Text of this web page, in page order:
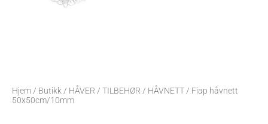
Hjem / Butikk / HÅVER / TILBEHØR / HÅVNETT / Fiap håvnett
50x50cm/10mm